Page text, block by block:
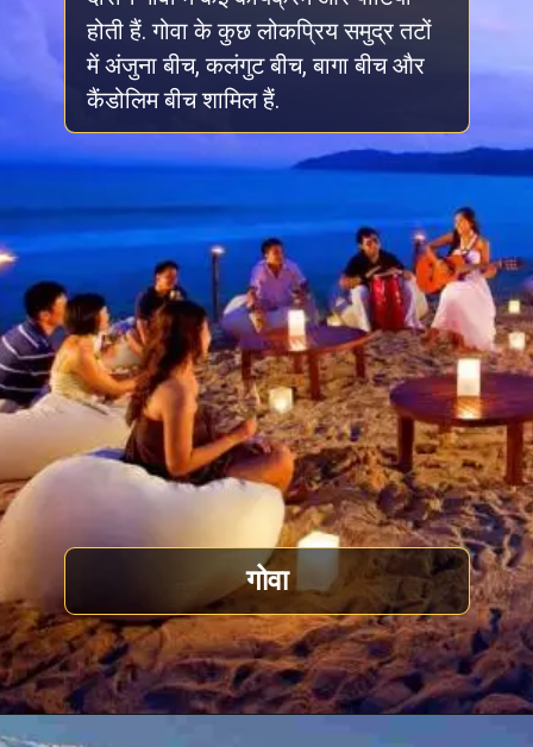
गोवा
होती हैं. गोवा के कुछ लोकप्रिय समुद्र तटों
में अंजुना बीच, कलंगुट बीच, बागा बीच और
कैंडोलिम बीच शामिल हैं.